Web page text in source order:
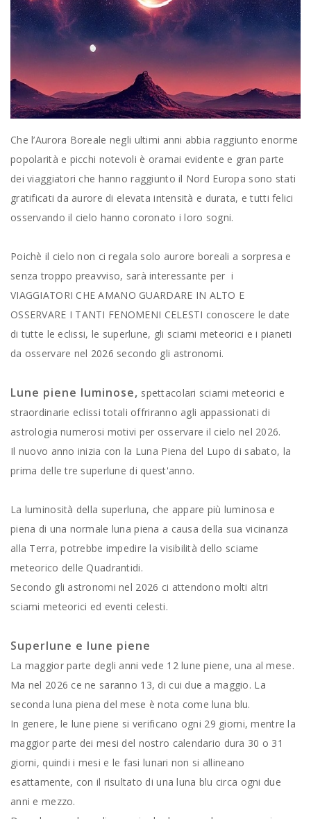
Che l’Aurora Boreale negli ultimi anni abbia raggiunto enorme
popolarità e picchi notevoli è oramai evidente e gran parte
dei viaggiatori che hanno raggiunto il Nord Europa sono stati
gratificati da aurore di elevata intensità e durata, e tutti felici
osservando il cielo hanno coronato i loro sogni.
Poichè il cielo non ci regala solo aurore boreali a sorpresa e
senza troppo preavviso, sarà interessante per i
VIAGGIATORI CHE AMANO GUARDARE IN ALTO E
OSSERVARE I TANTI FENOMENI CELESTI conoscere le date
di tutte le eclissi, le superlune, gli sciami meteorici e i pianeti
da osservare nel 2026 secondo gli astronomi.
Lune piene luminose, spettacolari sciami meteorici e
straordinarie eclissi totali offriranno agli appassionati di
astrologia numerosi motivi per osservare il cielo nel 2026.
Il nuovo anno inizia con la Luna Piena del Lupo di sabato, la
prima delle tre superlune di quest'anno.
La luminosità della superluna, che appare più luminosa e
piena di una normale luna piena a causa della sua vicinanza
alla Terra, potrebbe impedire la visibilità dello sciame
meteorico delle Quadrantidi.
Secondo gli astronomi nel 2026 ci attendono molti altri
sciami meteorici ed eventi celesti.
Superlune e lune piene
La maggior parte degli anni vede 12 lune piene, una al mese.
Ma nel 2026 ce ne saranno 13, di cui due a maggio. La
seconda luna piena del mese è nota come luna blu.
In genere, le lune piene si verificano ogni 29 giorni, mentre la
maggior parte dei mesi del nostro calendario dura 30 o 31
giorni, quindi i mesi e le fasi lunari non si allineano
esattamente, con il risultato di una luna blu circa ogni due
anni e mezzo.